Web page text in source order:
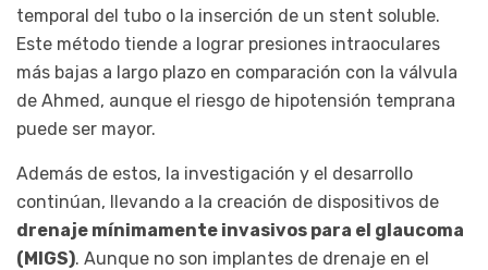
temporal del tubo o la inserción de un stent soluble.
Este método tiende a lograr presiones intraoculares
más bajas a largo plazo en comparación con la válvula
de Ahmed, aunque el riesgo de hipotensión temprana
puede ser mayor.
Además de estos, la investigación y el desarrollo
continúan, llevando a la creación de dispositivos de
drenaje mínimamente invasivos para el glaucoma
(MIGS). Aunque no son implantes de drenaje en el